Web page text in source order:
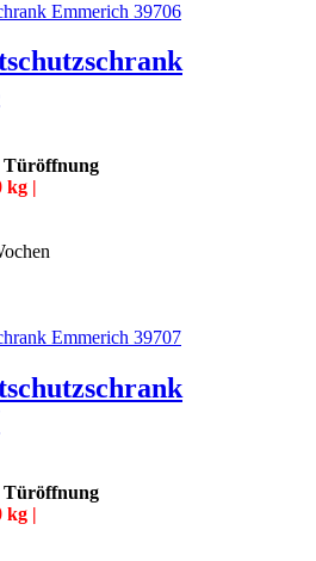
Türöffnung
kg |
Türöffnung
kg |